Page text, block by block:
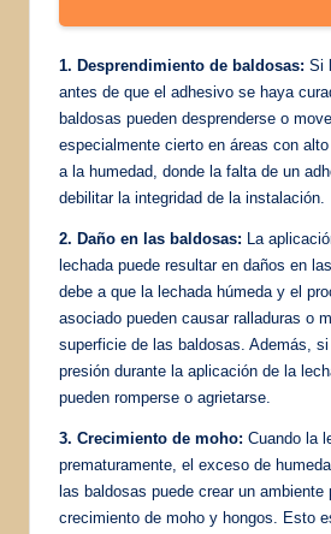
1. Desprendimiento de baldosas: Si
antes de que el adhesivo se haya
baldosas pueden desprenderse o
especialmente cierto en áreas con
a la humedad, donde la falta de un
debilitar la integridad de la instalación.
2. Daño en las baldosas: La
lechada puede resultar en daños en
debe a que la lechada húmeda y el
asociado pueden causar ralladuras o
superficie de las baldosas. Además,
presión durante la aplicación de la
pueden romperse o agrietarse.
3. Crecimiento de moho: Cuando la
prematuramente, el exceso de
las baldosas puede crear un ambiente
crecimiento de moho y hongos. Esto